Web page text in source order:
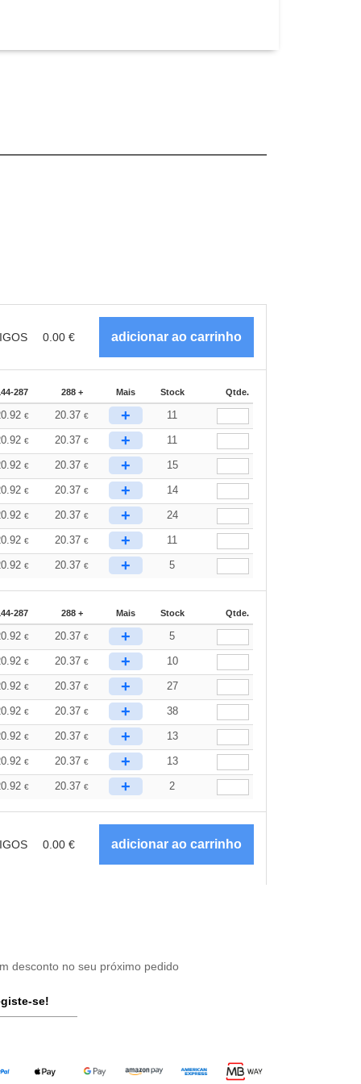
0.00 €
287 288 + Mais Stock Qtde.
€ 20.37€ + 11
€ 20.37€ + 11
€ 20.37€ + 15
€ 20.37€ + 14
€ 20.37€ + 24
€ 20.37€ + 11
€ 20.37€ + 5
287 288 + Mais Stock Qtde.
€ 20.37€ + 5
€ 20.37€ + 10
€ 20.37€ + 27
€ 20.37€ + 38
€ 20.37€ + 13
€ 20.37€ + 13
€ 20.37€ + 2
0.00 €
desconto no seu próximo pedido
se!